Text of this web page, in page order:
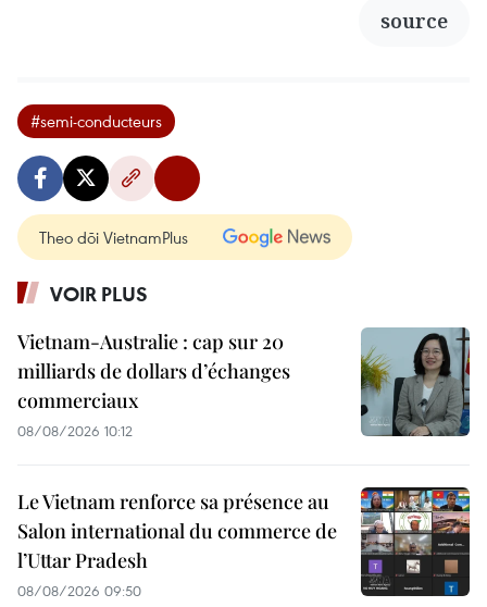
source
#semi-conducteurs
Theo dõi VietnamPlus
VOIR PLUS
Vietnam-Australie : cap sur 20
milliards de dollars d’échanges
commerciaux
08/08/2026 10:12
Le Vietnam renforce sa présence au
Salon international du commerce de
l’Uttar Pradesh
08/08/2026 09:50